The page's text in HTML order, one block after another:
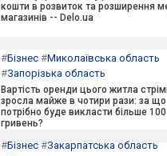
кошти в розвиток та розширення
магазинів -- Delo.ua
#Бізнес #Миколаївська область
#Запорізька область
Вартість оренди цього житла
зросла майже в чотири рази: за що
потрібно буде викласти більше
гривень?
#Бізнес #Закарпатська область